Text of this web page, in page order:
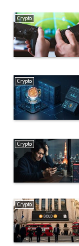
Crypto
Crypto
Crypto
Crypto